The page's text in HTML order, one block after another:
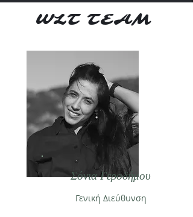
WLT TEAM
Σόνια Γεροδήμου
Γενική Διεύθυνση